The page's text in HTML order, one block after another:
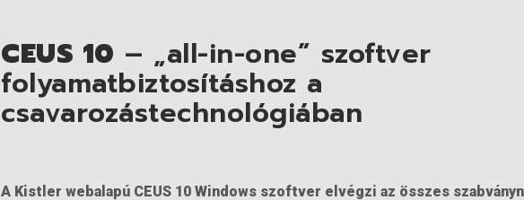
CEUS 10 – „all-in-one” szoftver
folyamatbiztosításhoz a
csavarozástechnológiában
A Kistler webalapú CEUS 10 Windows szoftver elvégzi az összes